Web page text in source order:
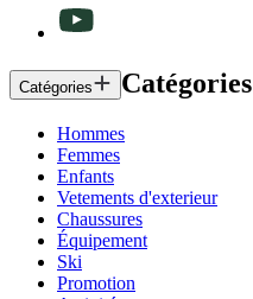
Catégories Catégories
Hommes
Femmes
Enfants
Vetements d'exterieur
Chaussures
Équipement
Ski
Promotion